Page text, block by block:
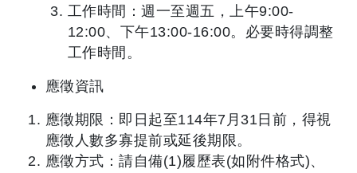
工作時間：週一至週五，上午9:00-
12:00、下午13:00-16:00。必要時得調整
工作時間。
應徵資訊
應徵期限：即日起至114年7月31日前，得視
應徵人數多寡提前或延後期限。
應徵方式：請自備(1)履歷表(如附件格式)、